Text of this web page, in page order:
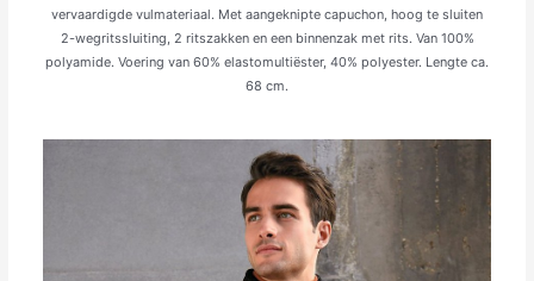
vervaardigde vulmateriaal. Met aangeknipte capuchon, hoog te sluiten
2-wegritssluiting, 2 ritszakken en een binnenzak met rits. Van 100%
polyamide. Voering van 60% elastomultiëster, 40% polyester. Lengte ca.
68 cm.